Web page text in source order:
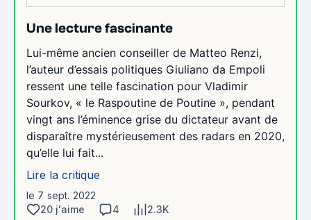
Une lecture fascinante
Lui-même ancien conseiller de Matteo Renzi,
l’auteur d’essais politiques Giuliano da Empoli
ressent une telle fascination pour Vladimir
Sourkov, « le Raspoutine de Poutine », pendant
vingt ans l’éminence grise du dictateur avant de
disparaître mystérieusement des radars en 2020,
qu’elle lui fait...
Lire la critique
le 7 sept. 2022
20 j'aime
4 2.3K